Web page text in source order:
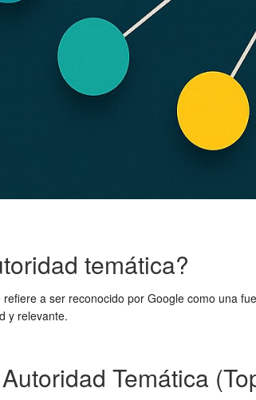
temática?
refiere a ser reconocido por Google como una
y relevante.
Temática